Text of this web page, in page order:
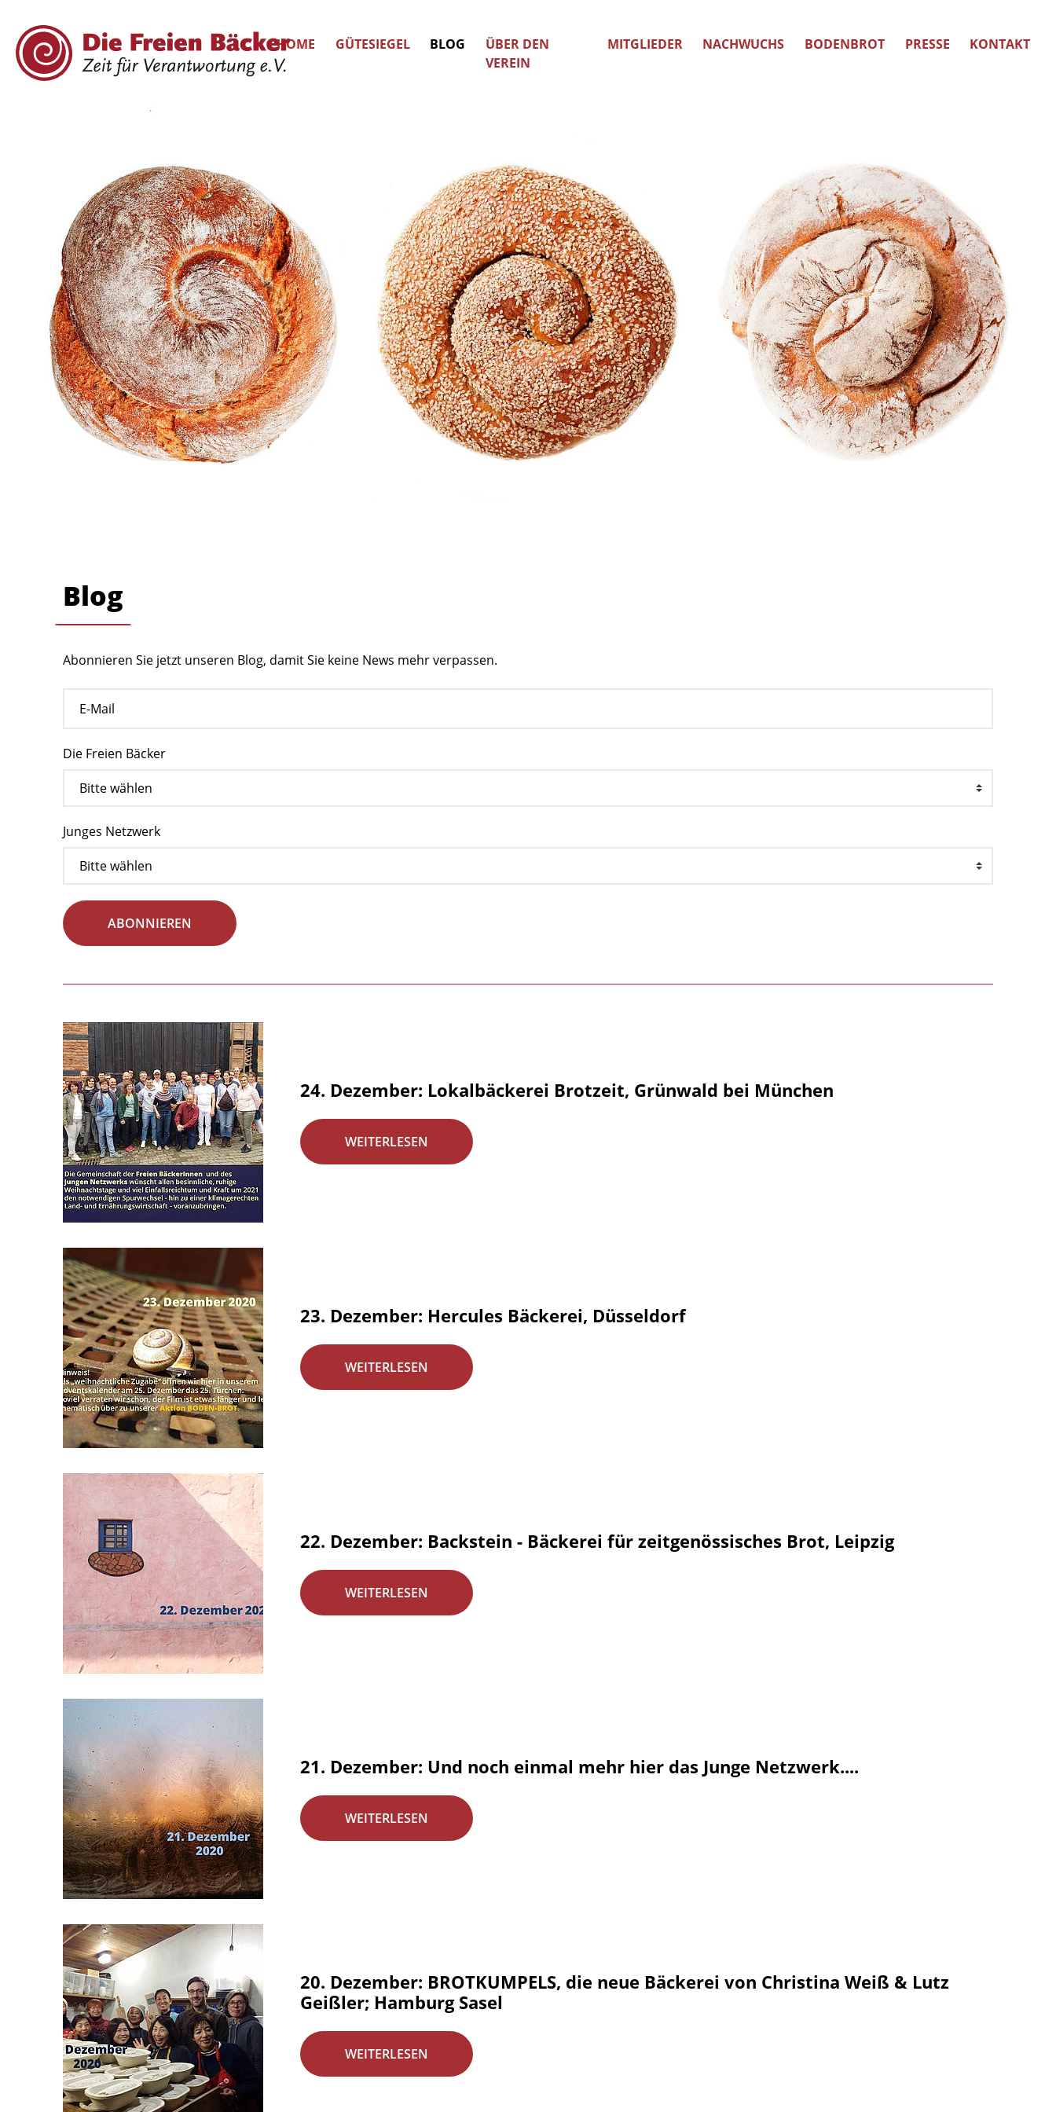
HOME GÜTESIEGEL BLOG
ÜBER DEN
VEREIN
MITGLIEDER NACHWUCHS BODENBROT PRESSE KONTAKT
Blog
Abonnieren Sie jetzt unseren Blog, damit Sie keine News mehr verpassen.
Die Freien Bäcker
Junges Netzwerk
ABONNIEREN
24. Dezember: Lokalbäckerei Brotzeit, Grünwald bei München
WEITERLESEN
23. Dezember: Hercules Bäckerei, Düsseldorf
WEITERLESEN
22. Dezember: Backstein - Bäckerei für zeitgenössisches Brot, Leipzig
WEITERLESEN
21. Dezember: Und noch einmal mehr hier das Junge Netzwerk....
WEITERLESEN
20. Dezember: BROTKUMPELS, die neue Bäckerei von Christina Weiß & Lutz
Geißler; Hamburg Sasel
WEITERLESEN